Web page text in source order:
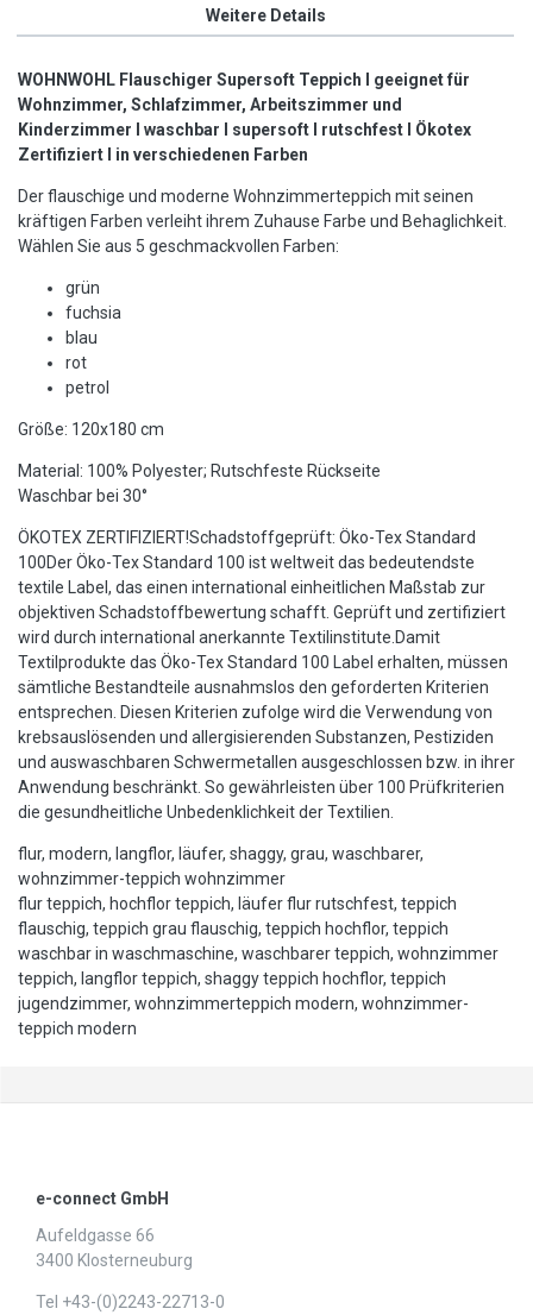
Weitere Details
WOHNWOHL Flauschiger Supersoft Teppich I geeignet für
Wohnzimmer, Schlafzimmer, Arbeitszimmer und
Kinderzimmer I waschbar I supersoft I rutschfest I Ökotex
Zertifiziert I in verschiedenen Farben
Der flauschige und moderne Wohnzimmerteppich mit seinen
kräftigen Farben verleiht ihrem Zuhause Farbe und Behaglichkeit.
Wählen Sie aus 5 geschmackvollen Farben:
grün
fuchsia
blau
rot
petrol
Größe: 120x180 cm
Material: 100% Polyester; Rutschfeste Rückseite
Waschbar bei 30°
ÖKOTEX ZERTIFIZIERT!Schadstoffgeprüft: Öko-Tex Standard
100Der Öko-Tex Standard 100 ist weltweit das bedeutendste
textile Label, das einen international einheitlichen Maßstab zur
objektiven Schadstoffbewertung schafft. Geprüft und zertifiziert
wird durch international anerkannte Textilinstitute.Damit
Textilprodukte das Öko-Tex Standard 100 Label erhalten, müssen
sämtliche Bestandteile ausnahmslos den geforderten Kriterien
entsprechen. Diesen Kriterien zufolge wird die Verwendung von
krebsauslösenden und allergisierenden Substanzen, Pestiziden
und auswaschbaren Schwermetallen ausgeschlossen bzw. in ihrer
Anwendung beschränkt. So gewährleisten über 100 Prüfkriterien
die gesundheitliche Unbedenklichkeit der Textilien.
flur, modern, langflor, läufer, shaggy, grau, waschbarer,
wohnzimmer-teppich wohnzimmer
flur teppich, hochflor teppich, läufer flur rutschfest, teppich
flauschig, teppich grau flauschig, teppich hochflor, teppich
waschbar in waschmaschine, waschbarer teppich, wohnzimmer
teppich, langflor teppich, shaggy teppich hochflor, teppich
jugendzimmer, wohnzimmerteppich modern, wohnzimmer-
teppich modern
e-connect GmbH
Aufeldgasse 66
3400 Klosterneuburg
Tel +43-(0)2243-22713-0